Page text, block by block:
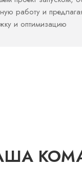
работу и
и оптимизацию